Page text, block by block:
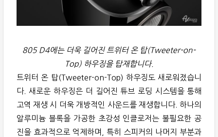
805 D4에는 더욱 길어진 트위터 온 탑(Tweeter-on-
Top) 하우징을 탑재합니다.
트위터 온 탑(Tweeter-on-Top) 하우징도 새로워졌습니
다. 새로운 하우징은 더 길어진 튜브 로딩 시스템을 통해
고역 재생 시 더욱 개방적인 사운드를 재생합니다. 하나의
알루미늄 블록을 가공한 초강성 인클로저는 불필요한 공
진을 효과적으로 억제하며, 특히 스피커의 나머지 부분과